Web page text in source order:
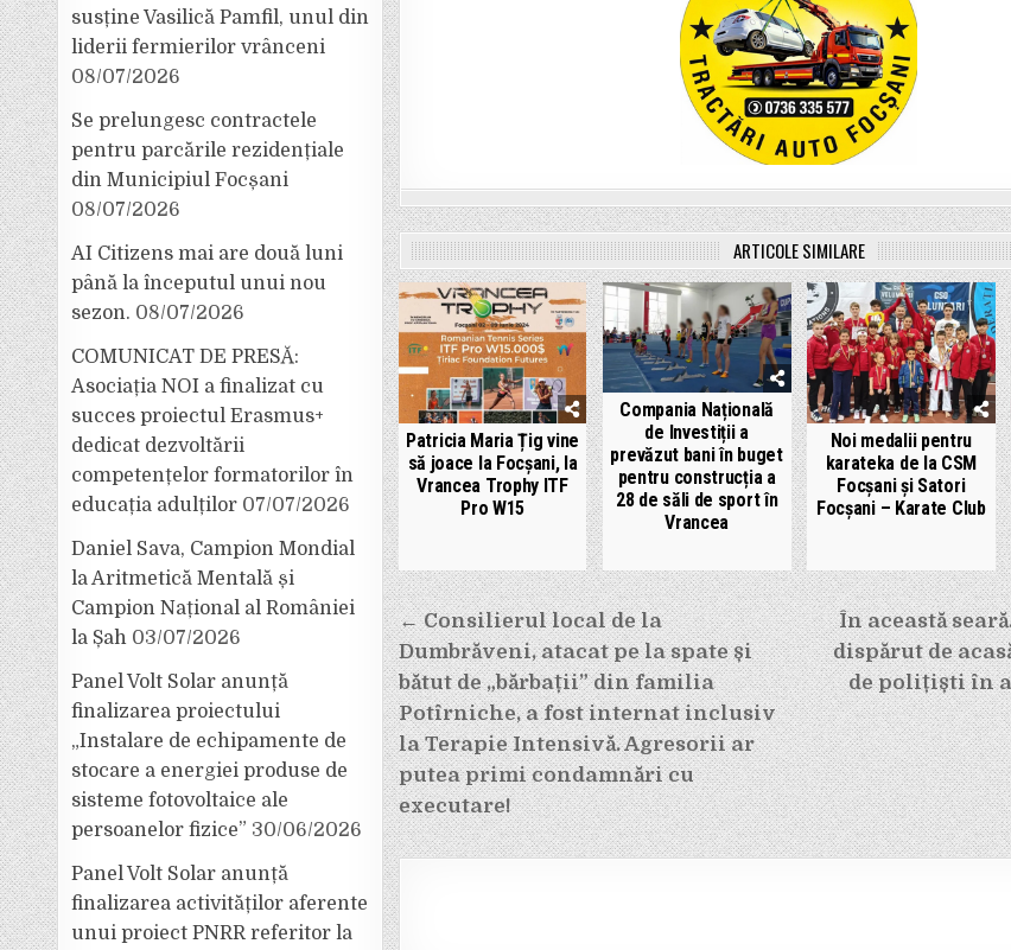
ARTICOLE SIMILARE
Patricia Maria Țig vine
să joace la Focșani, la
Vrancea Trophy ITF
Pro W15
Compania Națională
de Investiții a
prevăzut bani în buget
pentru construcția a
28 de săli de sport în
Vrancea
Noi medalii pentru
karateka de la CSM
Focșani și Satori
Focșani – Karate Club
Navigare
în
articole
În această
dispărut de
de polițiști în
← Consilierul local de la
Dumbrăveni, atacat pe la spate și
bătut de „bărbații” din familia
Potîrniche, a fost internat inclusiv
la Terapie Intensivă. Agresorii ar
putea primi condamnări cu
executare!
susține Vasilică Pamfil, unul din
liderii fermierilor vrânceni
08/07/2026
Se prelungesc contractele
pentru parcările rezidențiale
din Municipiul Focșani
08/07/2026
AI Citizens mai are două luni
până la începutul unui nou
sezon. 08/07/2026
COMUNICAT DE PRESĂ:
Asociația NOI a finalizat cu
succes proiectul Erasmus+
dedicat dezvoltării
competențelor formatorilor în
educația adulților 07/07/2026
Daniel Sava, Campion Mondial
la Aritmetică Mentală și
Campion Național al României
la Șah 03/07/2026
Panel Volt Solar anunță
finalizarea proiectului
„Instalare de echipamente de
stocare a energiei produse de
sisteme fotovoltaice ale
persoanelor fizice” 30/06/2026
Panel Volt Solar anunță
finalizarea activităților aferente
unui proiect PNRR referitor la